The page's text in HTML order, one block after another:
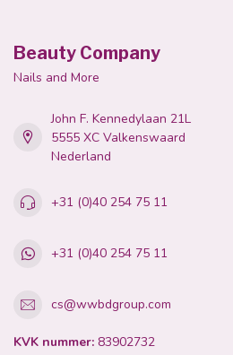
Beauty Company
Nails and More
John F. Kennedylaan 21L
5555 XC Valkenswaard
Nederland
+31 (0)40 254 75 11
+31 (0)40 254 75 11
cs@wwbdgroup.com
KVK nummer: 83902732